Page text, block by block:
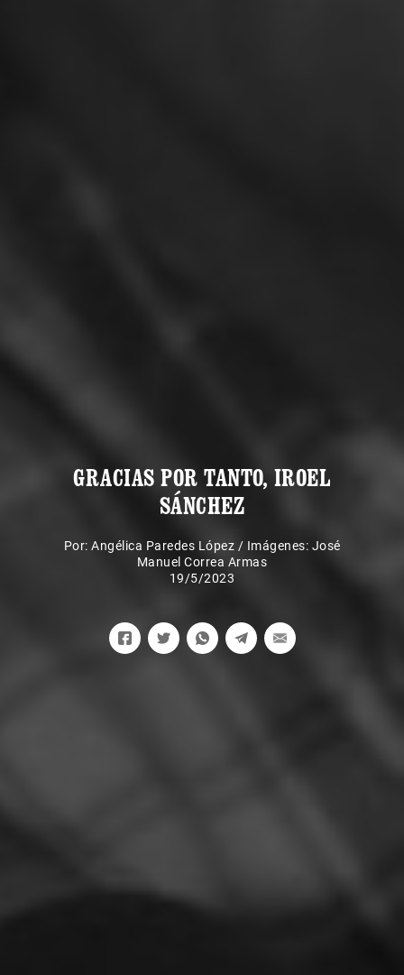
GRACIAS POR TANTO, IROEL
SÁNCHEZ
Por: Angélica Paredes López / Imágenes: José
Manuel Correa Armas
19/5/2023